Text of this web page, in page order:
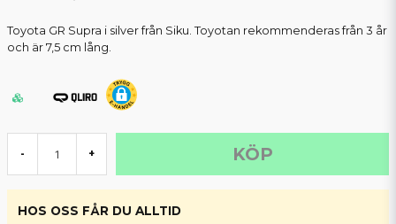
Toyota GR Supra i silver från Siku. Toyotan rekommenderas från 3 år
och är 7,5 cm lång.
- + KÖP
HOS OSS FÅR DU ALLTID